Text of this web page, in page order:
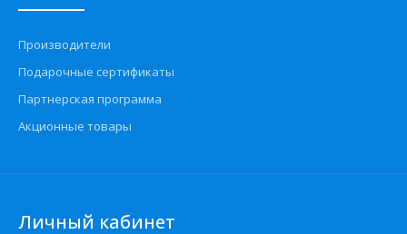
Производители
Подарочные сертификаты
Партнерская программа
Акционные товары
Личный кабинет